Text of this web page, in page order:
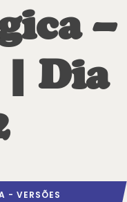
–
| Dia
- VERSÕES